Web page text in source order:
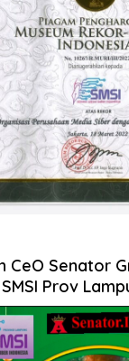
CeO Senator
Prov